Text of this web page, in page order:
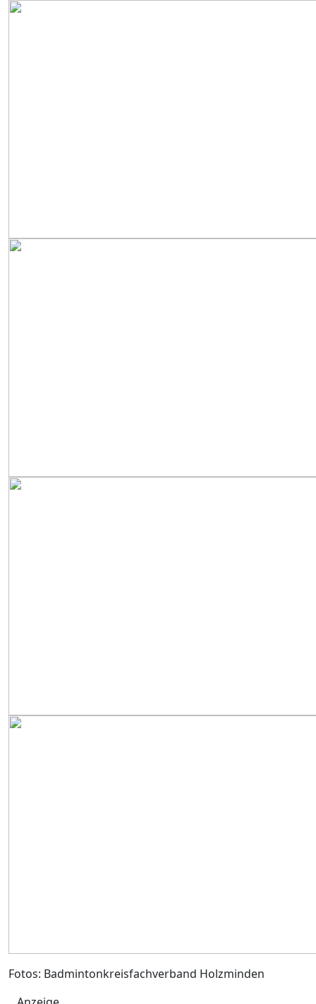
Fotos: Badmintonkreisfachverband Holzminden